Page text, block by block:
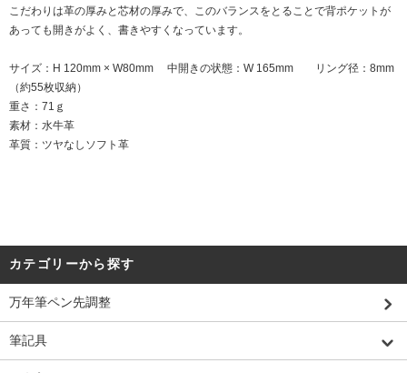
こだわりは革の厚みと芯材の厚みで、このバランスをとることで背ポケットが
あっても開きがよく、書きやすくなっています。
サイズ：H 120mm × W80mm 中開きの状態：W 165mm リング径：8mm
（約55枚収納）
重さ：71ｇ
素材：水牛革
革質：ツヤなしソフト革
カテゴリーから探す
万年筆ペン先調整
筆記具